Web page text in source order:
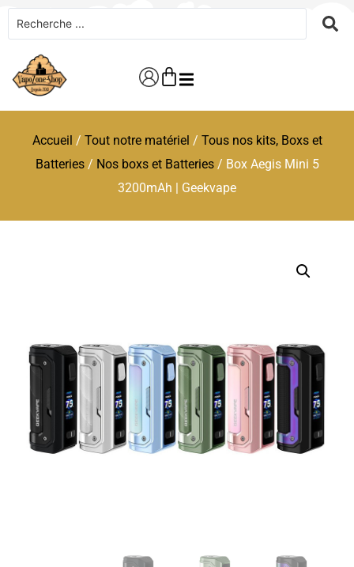
Accueil / Tout notre matériel / Tous nos kits, Boxs et
Batteries/ Nos boxs et Batteries/ Box Aegis Mini 5
3200mAh | Geekvape